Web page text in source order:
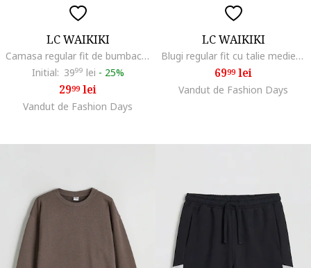
LC WAIKIKI
Camasa regular fit de bumbac, Kaki
Initial: 3999 lei - 25%
2999lei
Vandut de Fashion Days
LC WAIKIKI
Blugi regular fit cu talie medie, Albastru deschis
6999lei
Vandut de Fashion Days